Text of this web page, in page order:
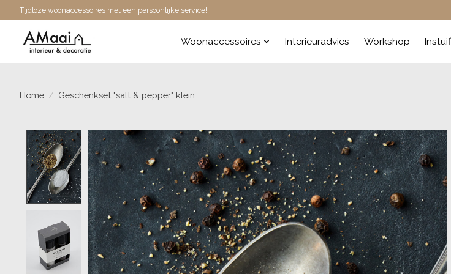
Tijdloze woonaccessoires met een persoonlijke service!
Woonaccessoires Interieuradvies Workshop
Home / Geschenkset "salt & pepper" klein
Product image slideshow Items